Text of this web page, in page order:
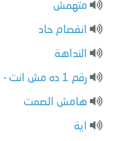
متهمش
انفصام حاد
النداهة
رقم 1 ده مش انت - مع هرم
هامش الصمت
اية